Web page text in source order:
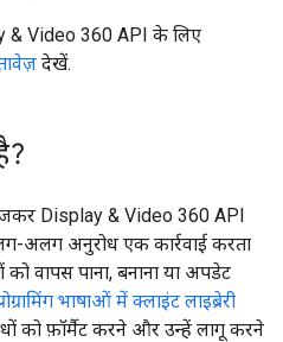
& Video 360 API के लिए
देखें.
Display & Video 360 API
अलग अनुरोध एक कार्रवाई करता
वापस पाना, बनाना या अपडेट
भाषाओं में क्लाइंट लाइब्रेरी
को फ़ॉर्मैट करने और उन्हें लागू करने